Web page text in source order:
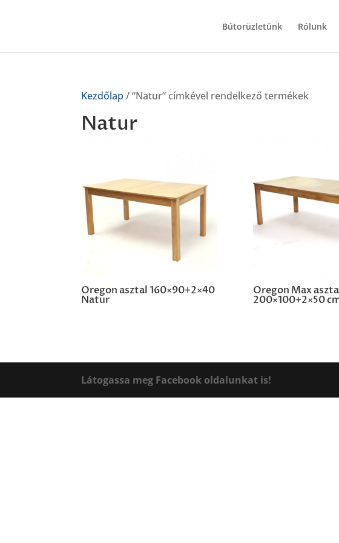
Bútorüzletünk Rólunk
Kezdőlap / “Natur” címkével rendelkező termékek
Natur
Oregon asztal 160×90+2×40
Natur
Oregon Max
200×100+2×50
Látogassa meg Facebook oldalunkat is!